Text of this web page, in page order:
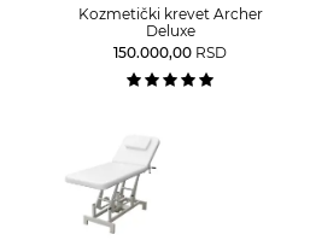
Kozmetički krevet Archer
Deluxe
150.000,00 RSD